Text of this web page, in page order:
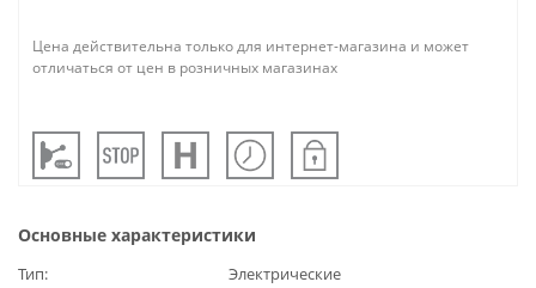
Цена действительна только для интернет-магазина и может
отличаться от цен в розничных магазинах
Основные характеристики
Тип
Электрические